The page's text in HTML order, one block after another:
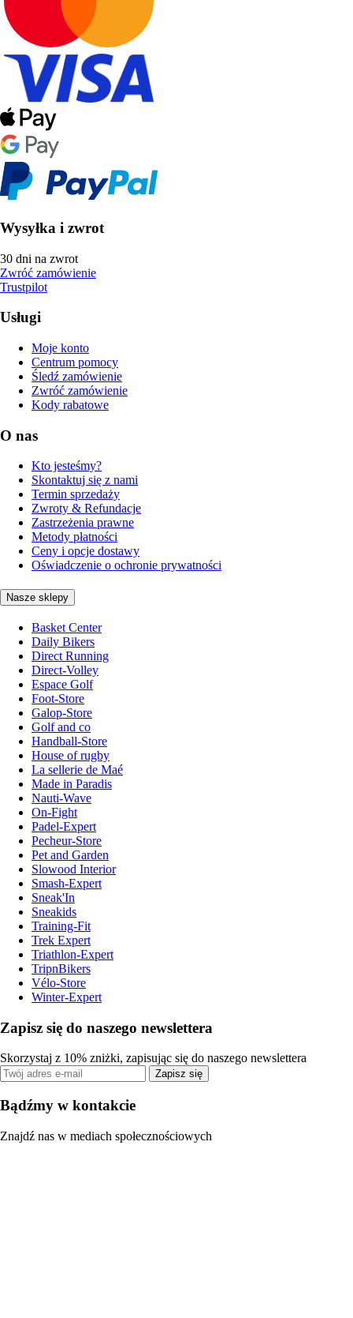
Wysyłka i zwrot
30 dni na zwrot
Zwróć zamówienie
Trustpilot
Usługi
Moje konto
Centrum pomocy
Śledź zamówienie
Zwróć zamówienie
Kody rabatowe
O nas
Kto jesteśmy?
Skontaktuj się z nami
Termin sprzedaży
Zwroty & Refundacje
Zastrzeżenia prawne
Metody płatności
Ceny i opcje dostawy
Oświadczenie o ochronie prywatności
Nasze sklepy
Basket Center
Daily Bikers
Direct Running
Direct-Volley
Espace Golf
Foot-Store
Galop-Store
Golf and co
Handball-Store
House of rugby
La sellerie de Maé
Made in Paradis
Nauti-Wave
On-Fight
Padel-Expert
Pecheur-Store
Pet and Garden
Slowood Interior
Smash-Expert
Sneak'In
Sneakids
Training-Fit
Trek Expert
Triathlon-Expert
TripnBikers
Vélo-Store
Winter-Expert
Zapisz się do naszego newslettera
Skorzystaj z 10% zniżki, zapisując się do naszego newslettera
Zapisz się
Bądźmy w kontakcie
Znajdź nas w mediach społecznościowych